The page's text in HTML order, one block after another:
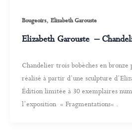
Bougeoirs, Elizabeth Garouste
Elizabeth Garouste –
Chandelier trois bobèches en
réalisé à partir d’une sculpture
Édition limitée à 30 exemplaires
l’exposition « Fragmentations« .